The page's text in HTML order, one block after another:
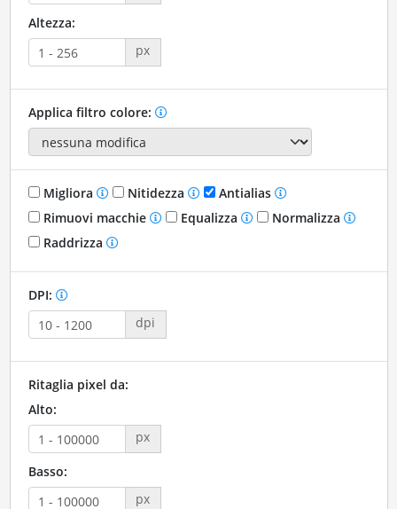
Altezza:
px
Applica filtro colore:
Migliora Nitidezza
Antialias
Rimuovi macchie
Equalizza
Normalizza
Raddrizza
DPI:
dpi
Ritaglia pixel da:
Alto:
px
Basso:
px